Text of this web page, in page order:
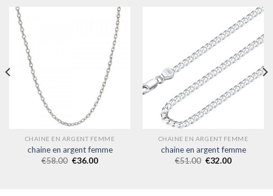
CHAINE EN ARGENT FEMME
chaine en argent femme
€58.00 €36.00
CHAINE EN ARGENT FEMME
chaine en argent femme
€51.00 €32.00